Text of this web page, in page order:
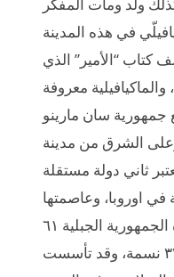
ولد ومات المفكر
في هذه المدينة
“الأمير” الذي
معروفة
سان مارينو
الشرق من مدينة
ثاني دولة مستقلة
اوروبا، وعاصمتها
ايضا تسمى سان مارينو. مساحة هذه الجمهورية الجبلية ٦١
كيلومتر مربع وعدد سكانها ٣٣٤٠٠ نسمة، وقد تأسست